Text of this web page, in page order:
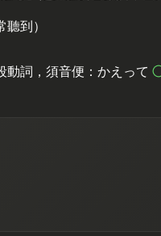
到）
動詞，須音便：かえって